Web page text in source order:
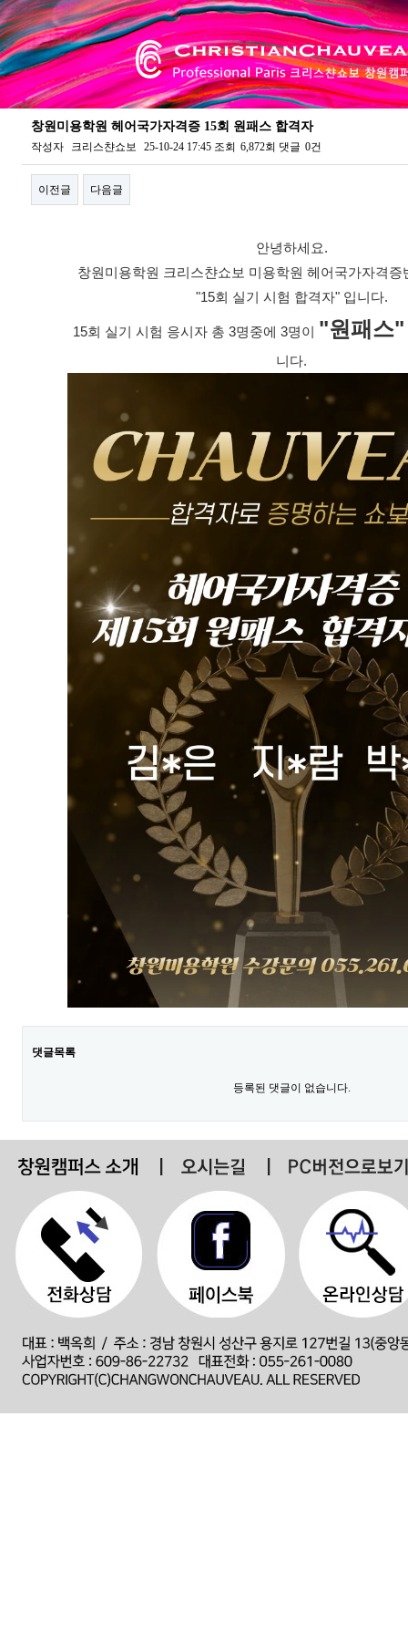
창원미용학원 헤어국가자격증 15회 원패스 합격자
작성자 크리스챤쇼보 25-10-24 17:45 조회 6,872회 댓글 0건
이전글 다음글
안녕하세요.
창원미용학원 크리스챤쇼보 미용학원 헤어국가자격증
"15회 실기 시험 합격자" 입니다.
15회 실기 시험 응시자 총 3명중에 3명이 "원패스"
니다.
댓글목록
등록된 댓글이 없습니다.